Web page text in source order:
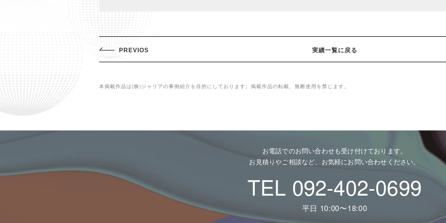
PREVIOS 実績一覧に戻る
本掲載作品は(株)ジャリアの事例紹介を目的にしております。掲載作品の転載、無断使用を禁じます。
お電話でのお問い合わせも受け付けております。
お見積りやご相談など、お気軽にお問い合わせください。
TEL 092-402-0699
平日 10:00〜18:00